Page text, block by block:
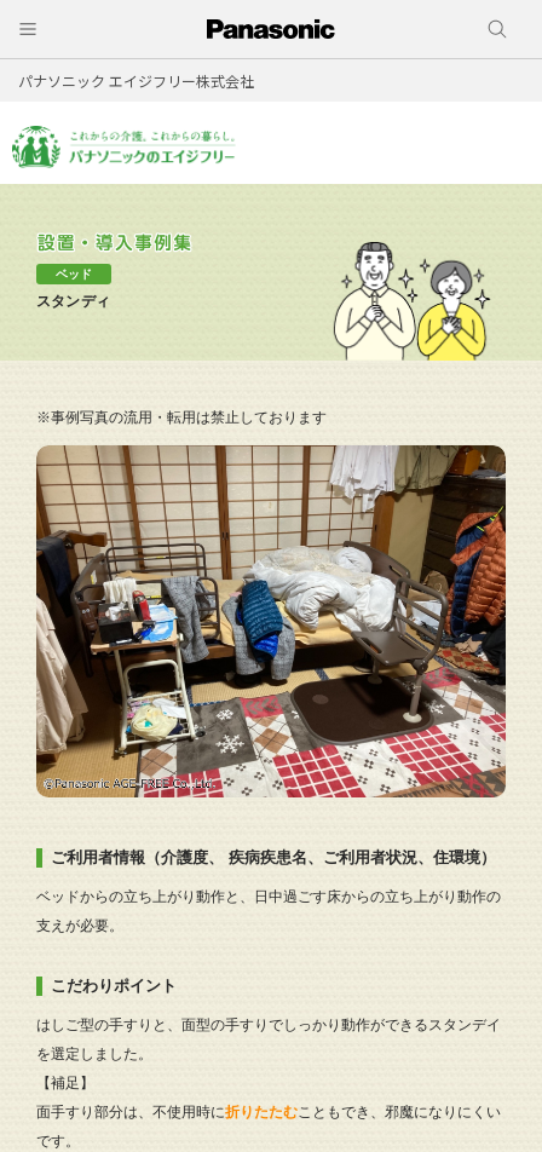
パナソニック エイジフリー株式会社
ベッド
スタンディ
※事例写真の流用・転用は禁止しております
ご利用者情報（介護度、 疾病疾患名、ご利用者状況、住環境）
ベッドからの立ち上がり動作と、日中過ごす床からの立ち上がり動作の
支えが必要。
こだわりポイント
はしご型の手すりと、面型の手すりでしっかり動作ができるスタンデイ
を選定しました。
【補足】
面手すり部分は、不使用時に折りたたむこともでき、邪魔になりにくい
です。